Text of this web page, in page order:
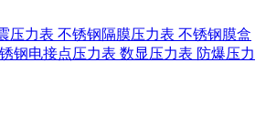
压力表 不锈钢隔膜压力表 不锈钢膜盒
钢电接点压力表 数显压力表 防爆压力